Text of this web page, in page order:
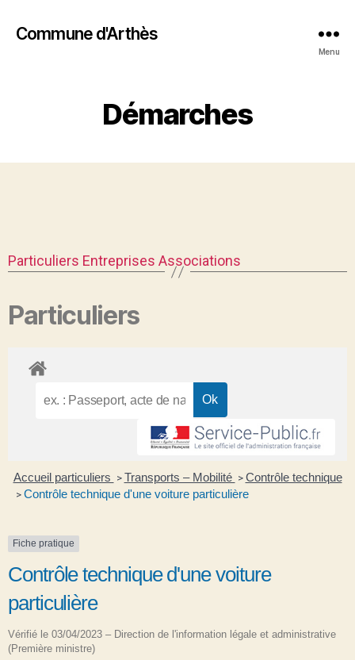
Commune d'Arthès
Menu
Démarches
Particuliers Entreprises Associations
Particuliers
Accueil particuliers > Transports – Mobilité > Contrôle technique
> Contrôle technique d'une voiture particulière
Fiche pratique
Contrôle technique d'une voiture
particulière
Vérifié le 03/04/2023 – Direction de l'information légale et administrative
(Première ministre)